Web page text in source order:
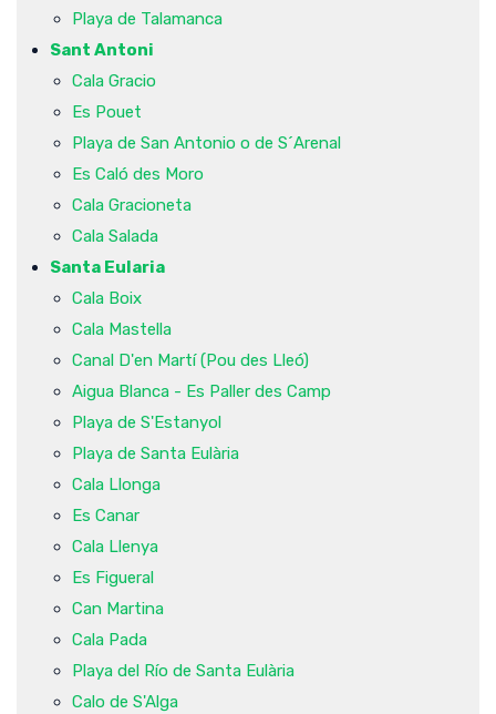
Playa de Talamanca
Sant Antoni
Cala Gracio
Es Pouet
Playa de San Antonio o de S´Arenal
Es Caló des Moro
Cala Gracioneta
Cala Salada
Santa Eularia
Cala Boix
Cala Mastella
Canal D'en Martí (Pou des Lleó)
Aigua Blanca - Es Paller des Camp
Playa de S'Estanyol
Playa de Santa Eulària
Cala Llonga
Es Canar
Cala Llenya
Es Figueral
Can Martina
Cala Pada
Playa del Río de Santa Eulària
Calo de S'Alga